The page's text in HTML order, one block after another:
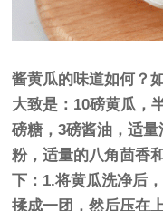
酱黄瓜的味道如何？
大致是：10磅黄瓜，
磅糖，3磅酱油，适
粉，适量的八角茴香
下：1.将黄瓜洗净后
揉成一团，然后压在